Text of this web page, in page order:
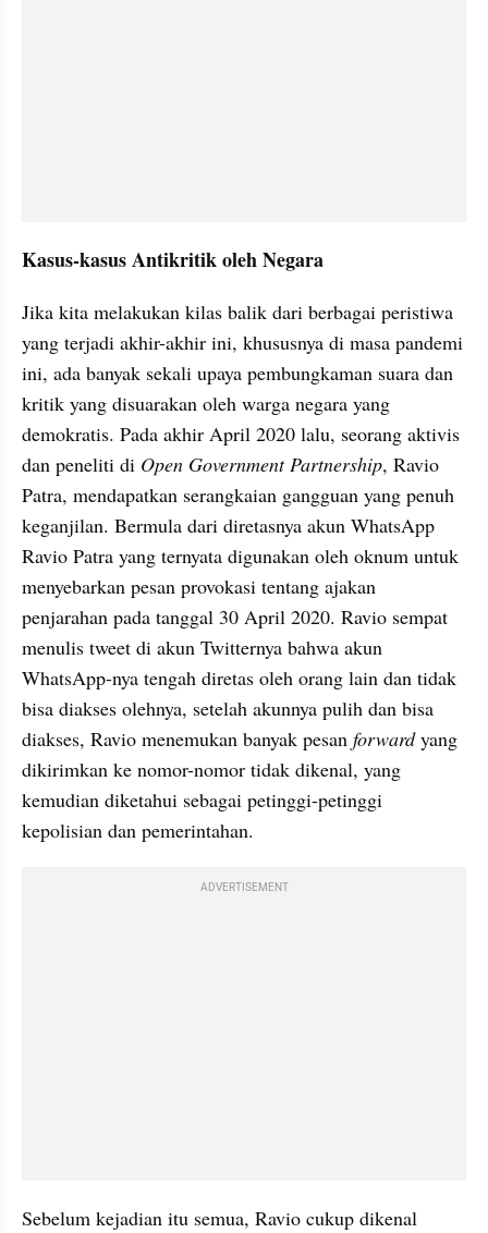
Kasus-kasus Antikritik oleh Negara
Jika kita melakukan kilas balik dari berbagai peristiwa
yang terjadi akhir-akhir ini, khususnya di masa pandemi
ini, ada banyak sekali upaya pembungkaman suara dan
kritik yang disuarakan oleh warga negara yang
demokratis. Pada akhir April 2020 lalu, seorang aktivis
dan peneliti di Open Government Partnership, Ravio
Patra, mendapatkan serangkaian gangguan yang penuh
keganjilan. Bermula dari diretasnya akun WhatsApp
Ravio Patra yang ternyata digunakan oleh oknum untuk
menyebarkan pesan provokasi tentang ajakan
penjarahan pada tanggal 30 April 2020. Ravio sempat
menulis tweet di akun Twitternya bahwa akun
WhatsApp-nya tengah diretas oleh orang lain dan tidak
bisa diakses olehnya, setelah akunnya pulih dan bisa
diakses, Ravio menemukan banyak pesan forward yang
dikirimkan ke nomor-nomor tidak dikenal, yang
kemudian diketahui sebagai petinggi-petinggi
kepolisian dan pemerintahan.
ADVERTISEMENT
Sebelum kejadian itu semua, Ravio cukup dikenal